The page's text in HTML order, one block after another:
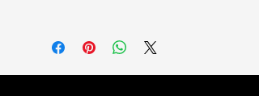
- Rendement :82 %
- Emissions CO : 875 mg/Nm3 à
13% d'O2